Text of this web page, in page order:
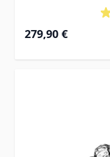
Ab
279,90 €